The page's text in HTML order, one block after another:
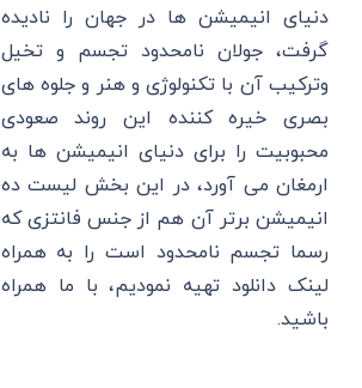
دنیای انیمیشن ها در جهان را نادیده
گرفت، جولان نامحدود تجسم و تخیل
وترکیب آن با تکنولوژی و هنر و جلوه های
بصری خیره کننده این روند صعودی
محبوبیت را برای دنیای انیمیشن ها به
ارمغان می آورد، در این بخش لیست ده
انیمیشن برتر آن هم از جنس فانتزی که
رسما تجسم نامحدود است را به همراه
لینک دانلود تهیه نمودیم، با ما همراه
باشید.